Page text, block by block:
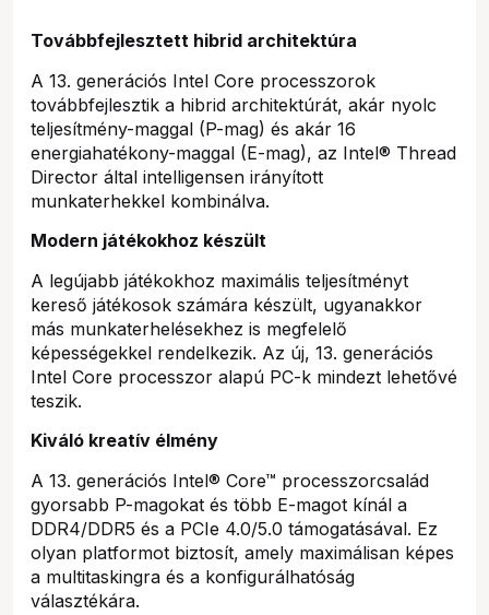
Továbbfejlesztett hibrid architektúra
A 13. generációs Intel Core processzorok
továbbfejlesztik a hibrid architektúrát, akár nyolc
teljesítmény-maggal (P-mag) és akár 16
energiahatékony-maggal (E-mag), az Intel® Thread
Director által intelligensen irányított
munkaterhekkel kombinálva.
Modern játékokhoz készült
A legújabb játékokhoz maximális teljesítményt
kereső játékosok számára készült, ugyanakkor
más munkaterhelésekhez is megfelelő
képességekkel rendelkezik. Az új, 13. generációs
Intel Core processzor alapú PC-k mindezt lehetővé
teszik.
Kiváló kreatív élmény
A 13. generációs Intel® Core™ processzorcsalád
gyorsabb P-magokat és több E-magot kínál a
DDR4/DDR5 és a PCIe 4.0/5.0 támogatásával. Ez
olyan platformot biztosít, amely maximálisan képes
a multitaskingra és a konfigurálhatóság
választékára.